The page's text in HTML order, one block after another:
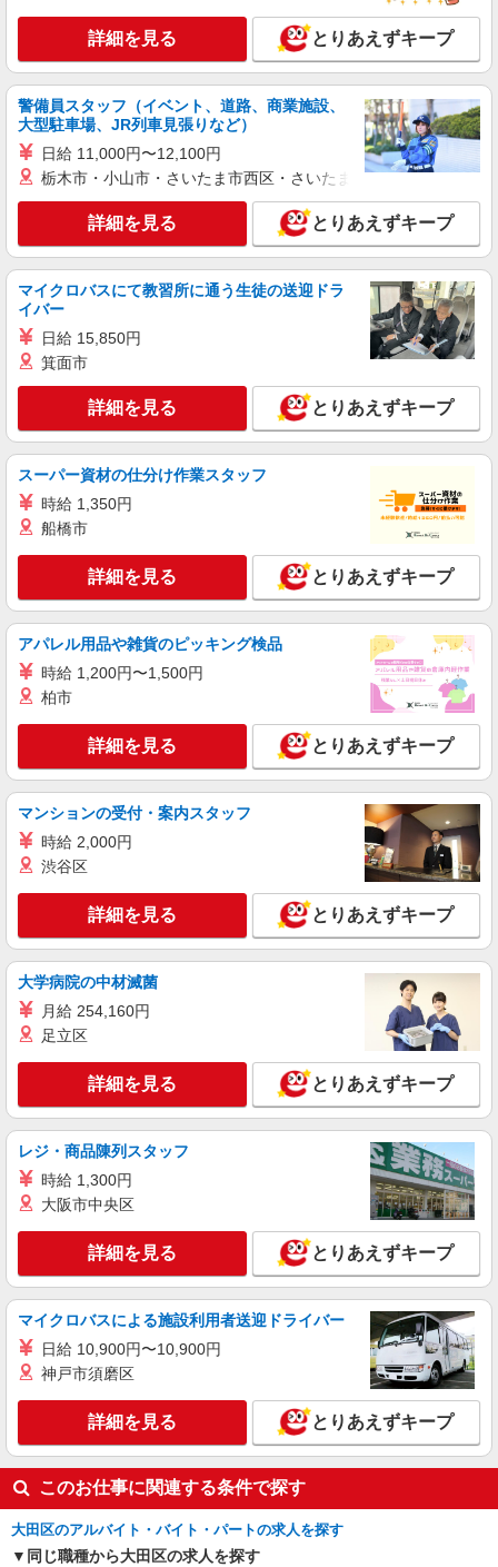
カウンター・キッチンスタッフ ＜優先募集日
時＞平日（月〜金） 9:00〜14:00
時給1350円
東京都大田区西蒲田7-67-5
キープ 詳細を見る
アルバイト パート
ケンタッキーフライドチキン 蒲田東口店
カウンター・キッチンスタッフ ＜優先募集日
時＞土日祝 フルタイム
時給1350円
詳細を見る
パート
麻布茶房(AZABUSABO) アトレ大森店
和カフェのキッチンスタッフ
基本給：時給1300円〜 ※研修40時間、時給
1250円 ※交通費一部支給 ※昇給あり
麻布茶房 アトレ大森店 東京都大田区大森北
1-6-16 アトレ大森5F
キープ 詳細を見る
アルバイト パート
麻布茶房(AZABUSABO) アトレ大森店
基本給：時給1300円〜 ※研修40時間、時給
1250円 ※交通費一部支給 ※昇給あり
麻布茶房 アトレ大森店 東京都大田区大森北
1-6-16 アトレ大森5F
キープ 詳細を見る
アルバイト パート
コンパスグループ・ジャパン株式会社 21549_p
調理員【アルバイト・パート】
(試用期間2ヶ月) 残業が発生した場合、残業代を1
羽田空港内「デルタ スカイクラブ」 （東京
都大田区羽田空港2-6-5 羽田空港第3ターミナ
ル）
キープ 詳細を見る
コンパスグループ・ジャパン株式会社 39306_p
調理補助【アルバイト・パート】
(試用期間2ヶ月) 残業が発生した場合、残業代を1
分単位で別途支給します。
グランダ多摩川・大田 （東京都大田区矢口2
丁目8-10）
キープ 詳細を見る
アルバイト パート
そんぽの家 東六郷
調理補助スタッフ
時給1290円〜1340円 ※経験等による ★希望収
入がありましたら、ご相談いただければ希望条件
に合うかの確認もいたします。 ★時間外手当別途
支給 ★上記金額は働きがい向上手当を含みます。
★働きがい向上手当※26年6月改定（地域により異
なる） 社会保険加入者は更に＋50円
東京都大田区東六郷1丁目19-1
キープ
詳細を見る とりあえずキープ
警備員スタッフ（イベント、道路、商業施設、
大型駐車場、JR列車見張りなど）
日給 11,000円〜12,100円
栃木市・小山市・さいたま市西区・さいたま市岩槻区・久喜市・
詳細を見る とりあえずキープ
マイクロバスにて教習所に通う生徒の送迎ドラ
イバー
日給 15,850円
箕面市
詳細を見る とりあえずキープ
スーパー資材の仕分け作業スタッフ
時給 1,350円
船橋市
詳細を見る とりあえずキープ
アパレル用品や雑貨のピッキング検品
時給 1,200円〜1,500円
柏市
詳細を見る とりあえずキープ
マンションの受付・案内スタッフ
時給 2,000円
渋谷区
詳細を見る とりあえずキープ
大学病院の中材滅菌
月給 254,160円
足立区
詳細を見る とりあえずキープ
レジ・商品陳列スタッフ
時給 1,300円
大阪市中央区
詳細を見る とりあえずキープ
マイクロバスによる施設利用者送迎ドライバー
日給 10,900円〜10,900円
神戸市須磨区
詳細を見る とりあえずキープ
このお仕事に関連する条件で探す
大田区のアルバイト・バイト・パートの求人を探す
同じ職種から大田区の求人を探す